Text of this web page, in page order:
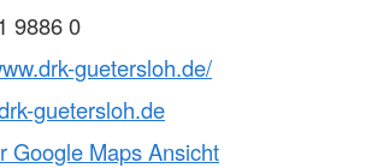
9886 0
guetersloh.de/
guetersloh.de
Google Maps Ansicht